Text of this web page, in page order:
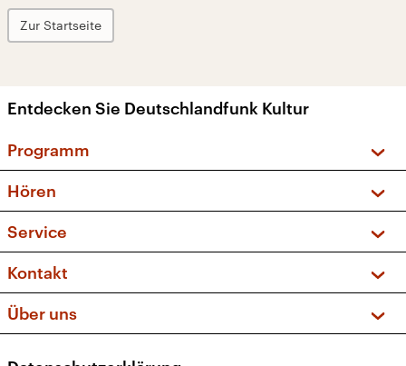
Zur Startseite
Entdecken Sie Deutschlandfunk Kultur
Programm
Sendungen und Podcasts
Musikliste
Kakadu – Das Kinderprogramm
Hören
Frequenzen (UKW + DAB+)
Service
FAQ
Apps
Newsletter
Kontakt
Social Media
Über uns